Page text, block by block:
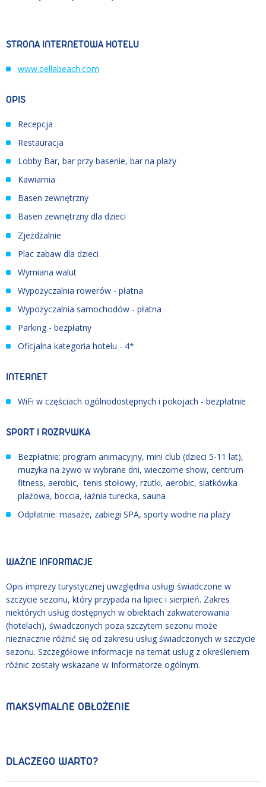
STRONA INTERNETOWA HOTELU
www.qellabeach.com
OPIS
Recepcja
Restauracja
Lobby Bar, bar przy basenie, bar na plaży
Kawiarnia
Basen zewnętrzny
Basen zewnętrzny dla dzieci
Zjeżdżalnie
Plac zabaw dla dzieci
Wymiana walut
Wypożyczalnia rowerów - płatna
Wypożyczalnia samochodów - płatna
Parking - bezpłatny
Oficjalna kategoria hotelu - 4*
INTERNET
WiFi w częściach ogólnodostępnych i pokojach - bezpłatnie
SPORT I ROZRYWKA
Bezpłatnie: program animacyjny, mini club (dzieci 5-11 lat),
muzyka na żywo w wybrane dni, wieczorne show, centrum
fitness, aerobic, tenis stołowy, rzutki, aerobic, siatkówka
plażowa, boccia, łaźnia turecka, sauna
Odpłatnie: masaże, zabiegi SPA, sporty wodne na plaży
WAŻNE INFORMACJE
Opis imprezy turystycznej uwzględnia usługi świadczone w
szczycie sezonu, który przypada na lipiec i sierpień. Zakres
niektórych usług dostępnych w obiektach zakwaterowania
(hotelach), świadczonych poza szczytem sezonu może
nieznacznie różnić się od zakresu usług świadczonych w szczycie
sezonu. Szczegółowe informacje na temat usług z określeniem
różnic zostały wskazane w Informatorze ogólnym.
MAKSYMALNE OBŁOŻENIE
DLACZEGO WARTO?